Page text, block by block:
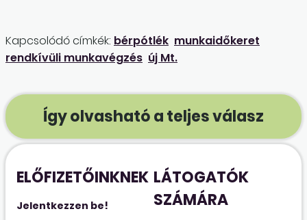
Kapcsolódó címkék: bérpótlék munkaidőkeret
rendkívüli munkavégzés új Mt.
Így olvasható a teljes válasz
ELŐFIZETŐINKNEK
Jelentkezzen be!
LÁTOGATÓK
SZÁMÁRA